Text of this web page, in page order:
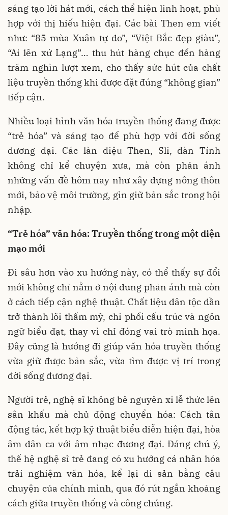
sáng tạo lời hát mới, cách thể hiện linh hoạt, phù
hợp với thị hiếu hiện đại. Các bài Then em viết
như: “85 mùa Xuân tự do”, “Việt Bắc đẹp giàu”,
“Ai lên xứ Lạng”… thu hút hàng chục đến hàng
trăm nghìn lượt xem, cho thấy sức hút của chất
liệu truyền thống khi được đặt đúng “không gian”
tiếp cận.
Nhiều loại hình văn hóa truyền thống đang được
“trẻ hóa” và sáng tạo để phù hợp với đời sống
đương đại. Các làn điệu Then, Sli, đàn Tính
không chỉ kể chuyện xưa, mà còn phản ánh
những vấn đề hôm nay như xây dựng nông thôn
mới, bảo vệ môi trường, gìn giữ bản sắc trong hội
nhập.
“Trẻ hóa” văn hóa: Truyền thống trong một diện
mạo mới
Đi sâu hơn vào xu hướng này, có thể thấy sự đổi
mới không chỉ nằm ở nội dung phản ánh mà còn
ở cách tiếp cận nghệ thuật. Chất liệu dân tộc dần
trở thành lõi thẩm mỹ, chi phối cấu trúc và ngôn
ngữ biểu đạt, thay vì chỉ đóng vai trò minh họa.
Đây cũng là hướng đi giúp văn hóa truyền thống
vừa giữ được bản sắc, vừa tìm được vị trí trong
đời sống đương đại.
Người trẻ, nghệ sĩ không bê nguyên xi lễ thức lên
sân khấu mà chủ động chuyển hóa: Cách tân
động tác, kết hợp kỹ thuật biểu diễn hiện đại, hòa
âm dân ca với âm nhạc đương đại. Đáng chú ý,
thế hệ nghệ sĩ trẻ đang có xu hướng cá nhân hóa
trải nghiệm văn hóa, kể lại di sản bằng câu
chuyện của chính mình, qua đó rút ngắn khoảng
cách giữa truyền thống và công chúng.